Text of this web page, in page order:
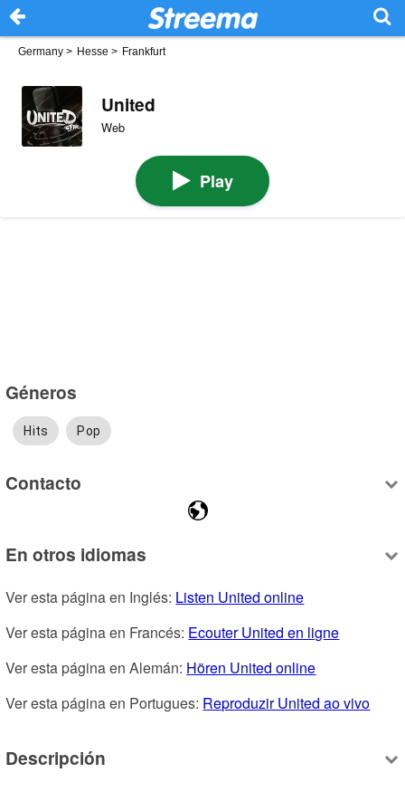
Germany > Hesse > Frankfurt
United
Web
Play
Géneros
Hits Pop
Contacto
En otros idiomas
Ver esta página en Inglés: Listen United online
Ver esta página en Francés: Ecouter United en ligne
Ver esta página en Alemán: Hören United online
Ver esta página en Portugues: Reproduzir United ao vivo
Descripción